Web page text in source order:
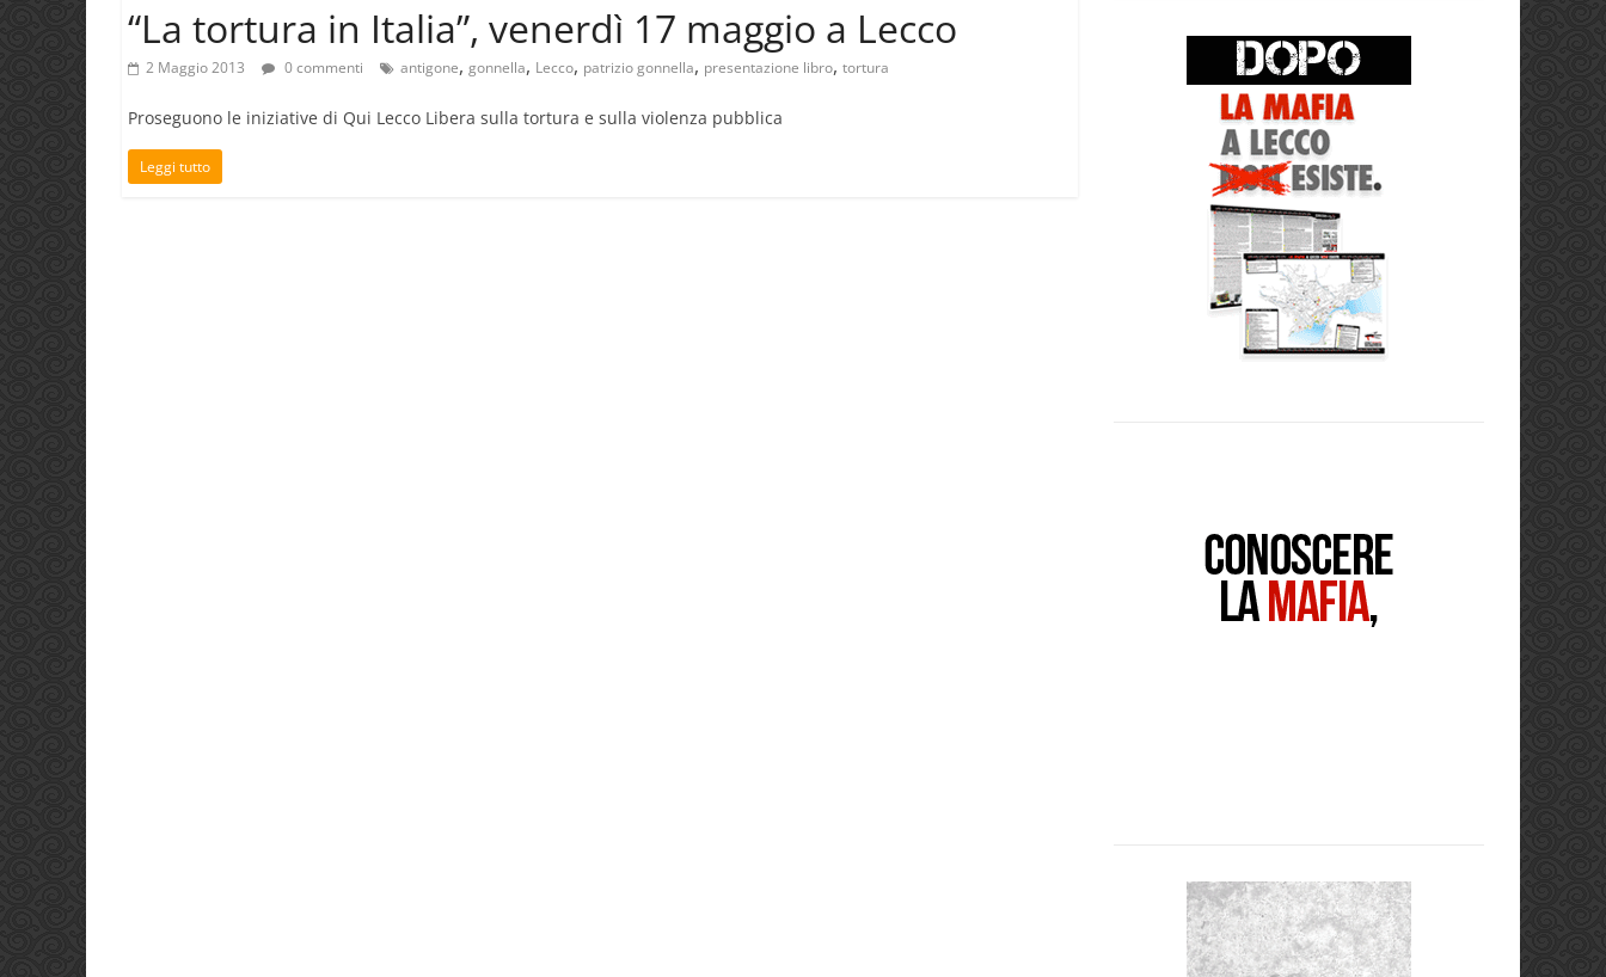
“La tortura in Italia”, venerdì 17 maggio a Lecco
2 Maggio 2013 0 commenti antigone, gonnella, Lecco, patrizio gonnella, presentazione libro, tortura
Proseguono le iniziative di Qui Lecco Libera sulla tortura e sulla violenza pubblica
Leggi tutto